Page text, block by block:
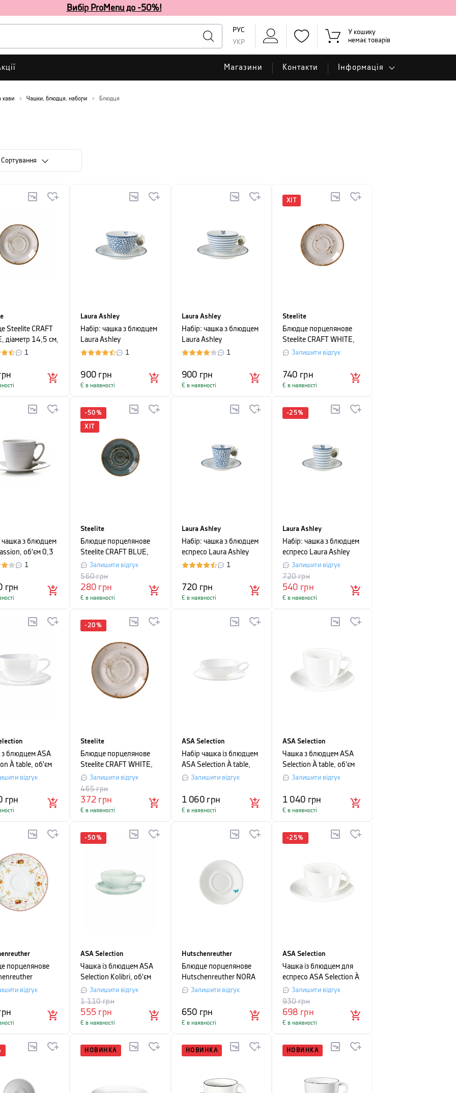
Вибір ProMenu до -50%!
РУС
УКР
У кошику
немає товарів
Магазини Контакти Інформація
кави Чашки, блюдця, набори Блюдця
Сортування
Steelite CRAFT
діаметр 14,5 см,
1
Laura Ashley
Набір: чашка з блюдцем
Laura Ashley
BLUEPRINT, об'єм 0,26
квітку
1
900 грн
Є в наявності
Laura Ashley
Набір: чашка з блюдцем
Laura Ashley
BLUEPRINT, 0,26 л,
1
900 грн
Є в наявності
ХІТ
Steelite
Блюдце порцелянове
Steelite CRAFT WHITE,
діаметр 16,5 см, білий
Залишити відгук
740 грн
Є в наявності
чашка з блюдцем
об'єм 0,3
4 комплекти
1
грн
-50 %
ХІТ
Steelite
Блюдце порцелянове
Steelite CRAFT BLUE,
діаметр 14,5 см, синій
Залишити відгук
280 грн
560грн
Є в наявності
Laura Ashley
Набір: чашка з блюдцем
еспресо Laura Ashley
BLUEPRINT, об'єм 0,09
квітку
1
720 грн
Є в наявності
-25%
Laura Ashley
Набір: чашка з блюдцем
еспресо Laura Ashley
BLUEPRINT, об'єм 0,09
л, білий в синю смужку
Залишити відгук
540 грн
720грн
Є в наявності
блюдцем ASA
À table, об'єм
білийвідгук
грн
-20 %
Steelite
Блюдце порцелянове
Steelite CRAFT WHITE,
діаметр 11,75 см, білий
Залишити відгук
372 грн
465грн
Є в наявності
ASA Selection
Набір чашка із блюдцем
ASA Selection À table,
об'єм 0,17 л, білий
Залишити відгук
1 060 грн
Є в наявності
ASA Selection
Чашка з блюдцем ASA
Selection À table, об'єм
0,25 л, білий
Залишити відгук
1 040 грн
Є в наявності
порцелянове
LOVE
малюнком
відгук
-50 %
ASA Selection
Чашка із блюдцем ASA
Selection Kolibri, об'єм
0,2 л, білий
Залишити відгук
555 грн
1 110грн
Є в наявності
Hutschenreuther
Блюдце порцелянове
Hutschenreuther NORA
Combi, діаметр 16 см,
Залишити відгук
650 грн
Є в наявності
-25%
ASA Selection
Чашка із блюдцем для
еспресо ASA Selection À
table, об'єм 0,07 л,
білий
Залишити відгук
698 грн
930грн
Є в наявності
НОВИНКА НОВИНКА НОВИНКА